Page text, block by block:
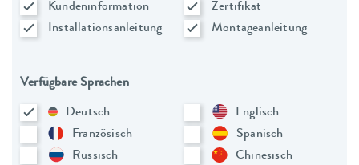
Kundeninformation
Zertifikat
Installationsanleitung
Montageanleitung
Verfügbare Sprachen
Deutsch
Englisch
Französisch
Spanisch
Russisch
Chinesisch